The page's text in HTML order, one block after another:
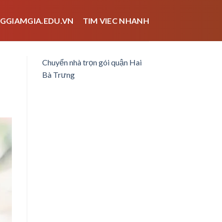
TIM VIEC NHANH
Chuyển nhà trọn gói quận Hai
Bà Trưng